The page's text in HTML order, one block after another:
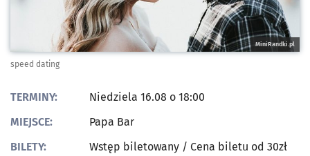
MiniRandki.pl
speed dating
TERMINY:
Niedziela 16.08 o 18:00
MIEJSCE:
Papa Bar
BILETY:
Wstęp biletowany / Cena biletu od 30zł